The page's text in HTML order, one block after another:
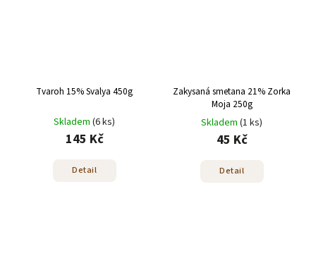
Tvaroh 15% Svalya 450g
Skladem (6 ks)
145 Kč
Detail
Zakysaná smetana 21% Zorka
Moja 250g
Skladem (1 ks)
45 Kč
Detail